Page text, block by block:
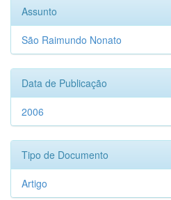
Assunto
São Raimundo Nonato
Data de Publicação
2006
Tipo de Documento
Artigo